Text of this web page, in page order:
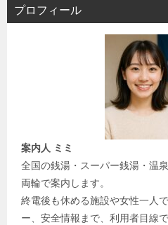
プロフィール
案内人 ミミ
全国の銭湯・スーパー銭湯・温
両輪で案内します。
終電後も休める施設や女性一人
ー、安全情報まで、利用者目線で